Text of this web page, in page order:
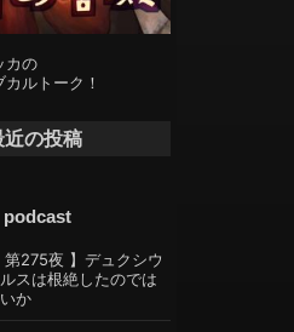
カの
ルトーク！
近の投稿
podcast
第275夜 】デュクシウ
スは根絶したのでは
か